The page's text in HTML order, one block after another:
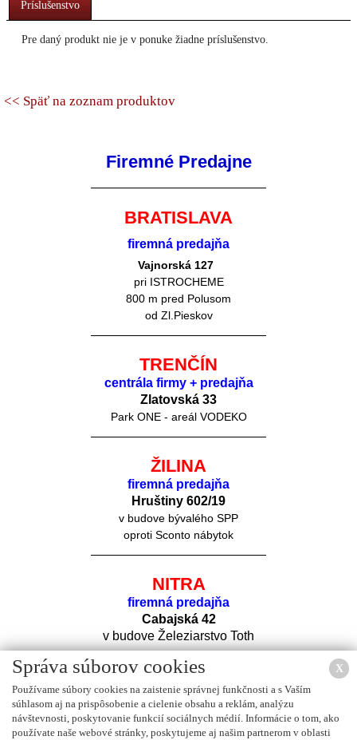
Príslušenstvo
Pre daný produkt nie je v ponuke žiadne príslušenstvo.
<< Späť na zoznam produktov
Firemné Predajne
BRATISLAVA
firemná predajňa
Vajnorská 127
pri ISTROCHEME
800 m pred Polusom
od Zl.Pieskov
TRENČÍN
centrála firmy + predajňa
Zlatovská 33
Park ONE - areál VODEKO
ŽILINA
firemná predajňa
Hruštiny 602/19
v budove bývalého SPP
oproti Sconto nábytok
NITRA
firemná predajňa
Cabajská 42
v budove Železiarstvo Toth
X
Správa súborov cookies
Používame súbory cookies na zaistenie správnej funkčnosti a s Vaším
súhlasom aj na prispôsobenie a cielenie obsahu a reklám, analýzu
návštevnosti, poskytovanie funkcií sociálnych médií. Informácie o tom, ako
používate naše webové stránky, poskytujeme aj našim partnerom v oblasti